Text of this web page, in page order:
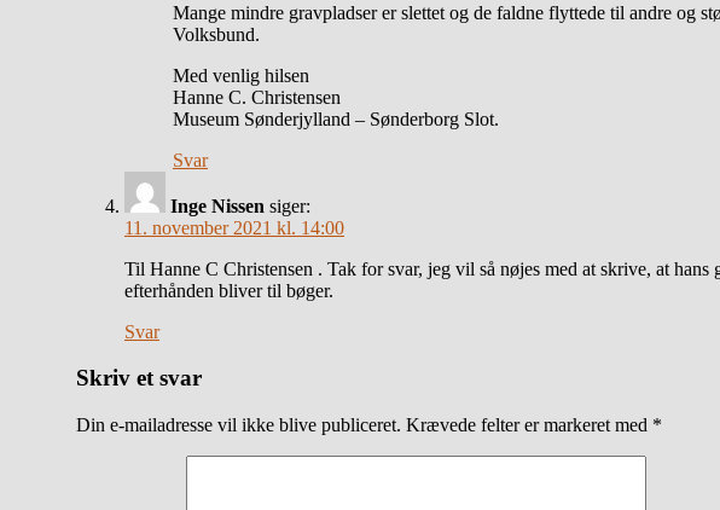
Mange mindre gravpladser er slettet og de faldne flyttede til andre og
Volksbund.
Med venlig hilsen
Hanne C. Christensen
Museum Sønderjylland – Sønderborg Slot.
Svar
Inge Nissen siger:
11. november 2021 kl. 14:00
Til Hanne C Christensen . Tak for svar, jeg vil så nøjes med at skrive, at
efterhånden bliver til bøger.
Svar
Skriv et svar
Din e-mailadresse vil ikke blive publiceret. Krævede felter er markeret med *